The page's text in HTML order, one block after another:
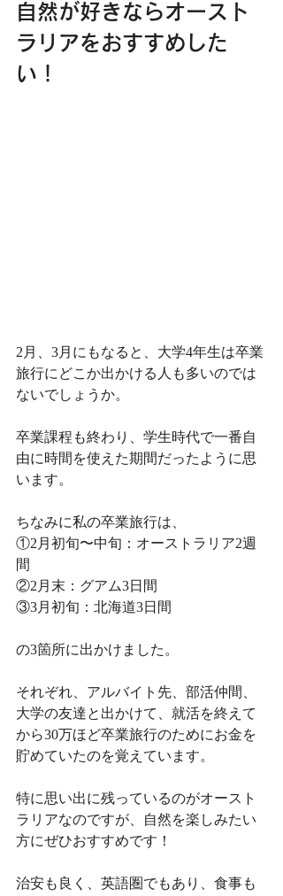
自然が好きならオースト
ラリアをおすすめした
い！
2月、3月にもなると、大学4年生は卒業
旅行にどこか出かける人も多いのでは
ないでしょうか。
卒業課程も終わり、学生時代で一番自
由に時間を使えた期間だったように思
います。
ちなみに私の卒業旅行は、
①2月初旬〜中旬：オーストラリア2週
間
②2月末：グアム3日間
③3月初旬：北海道3日間
の3箇所に出かけました。
それぞれ、アルバイト先、部活仲間、
大学の友達と出かけて、就活を終えて
から30万ほど卒業旅行のためにお金を
貯めていたのを覚えています。
特に思い出に残っているのがオースト
ラリアなのですが、自然を楽しみたい
方にぜひおすすめです！
治安も良く、英語圏でもあり、食事も